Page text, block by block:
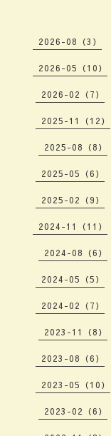
2026-08（3）
2026-05（10）
2026-02（7）
2025-11（12）
2025-08（8）
2025-05（6）
2025-02（9）
2024-11（11）
2024-08（6）
2024-05（5）
2024-02（7）
2023-11（8）
2023-08（6）
2023-05（10）
2023-02（6）